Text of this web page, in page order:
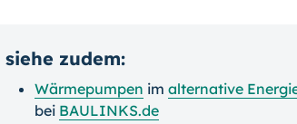
siehe zudem:
Wärmepumpen im alternative
bei BAULINKS.de